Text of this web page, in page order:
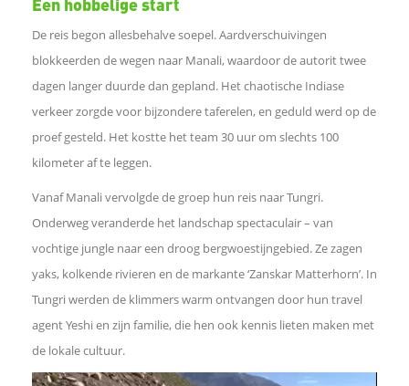
b
o
k
D
e
De reis begon allesbehalve soepel. Aardverschuivingen
blokkeerden de wegen naar Manali, waardoor de autorit twee
dagen langer duurde dan gepland. Het chaotische Indiase
verkeer zorgde voor bijzondere taferelen, en geduld werd op de
proef gesteld. Het kostte het team 30 uur om slechts 100
kilometer af te leggen.
Vanaf Manali vervolgde de groep hun reis naar Tungri.
Onderweg veranderde het landschap spectaculair – van
vochtige jungle naar een droog bergwoestijngebied. Ze zagen
yaks, kolkende rivieren en de markante ‘Zanskar Matterhorn’. In
Tungri werden de klimmers warm ontvangen door hun travel
agent Yeshi en zijn familie, die hen ook kennis lieten maken met
de lokale cultuur.